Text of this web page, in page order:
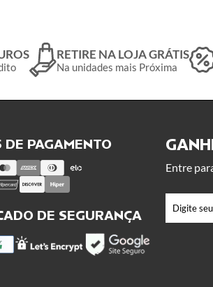
RETIRE NA LOJA GRÁTIS
Na unidades mais Próxima
DE PAGAMENTO
DE SEGURANÇA
Entre